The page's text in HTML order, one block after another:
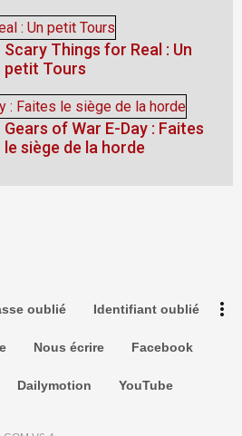
Scary Things for Real : Un
petit Tours
Gears of War E-Day : Faites
le siège de la horde
oublié Identifiant oublié
Nous écrire Facebook
Dailymotion YouTube
more_vert
Recherche